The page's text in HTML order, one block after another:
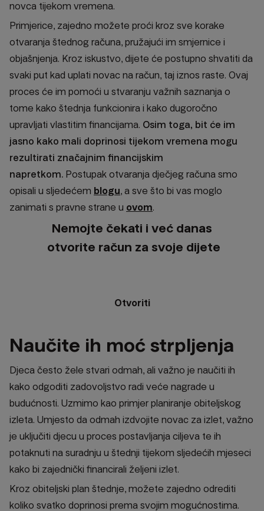
novca tijekom vremena.
Primjerice, zajedno možete proći kroz sve korake
otvaranja štednog računa, pružajući im smjernice i
objašnjenja. Kroz iskustvo, dijete će postupno shvatiti da
svaki put kad uplati novac na račun, taj iznos raste. Ovaj
proces će im pomoći u stvaranju važnih saznanja o
tome kako štednja funkcionira i kako dugoročno
upravljati vlastitim financijama. Osim toga, bit će im
jasno kako mali doprinosi tijekom vremena mogu
rezultirati značajnim financijskim
napretkom. Postupak otvaranja dječjeg računa smo
opisali u sljedećem blogu, a sve što bi vas moglo
zanimati s pravne strane u ovom.
Nemojte čekati i već danas
otvorite račun za svoje dijete
Otvoriti
Naučite ih moć strpljenja
Djeca često žele stvari odmah, ali važno je naučiti ih
kako odgoditi zadovoljstvo radi veće nagrade u
budućnosti. Uzmimo kao primjer planiranje obiteljskog
izleta. Umjesto da odmah izdvojite novac za izlet, važno
je uključiti djecu u proces postavljanja ciljeva te ih
potaknuti na suradnju u štednji tijekom sljedećih mjeseci
kako bi zajednički financirali željeni izlet.
Kroz obiteljski plan štednje, možete zajedno odrediti
koliko svatko doprinosi prema svojim mogućnostima.